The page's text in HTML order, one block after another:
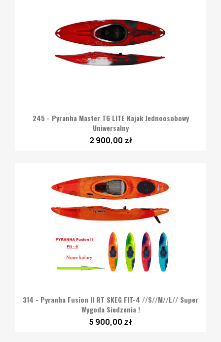
245 - Pyranha Master TG LITE Kajak Jednoosobowy
Uniwersalny
2 900,00 zł
314 - Pyranha Fusion II RT SKEG FIT-4 //S//M//L// Super
Wygoda Siedzenia !
5 900,00 zł